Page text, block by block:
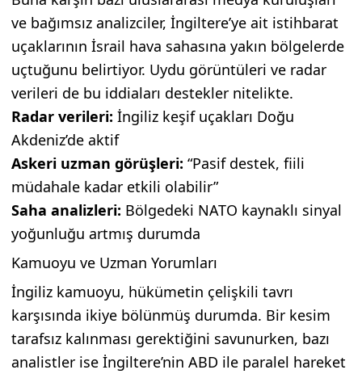
ve bağımsız analizciler, İngiltere’ye ait istihbarat
uçaklarının İsrail hava sahasına yakın bölgelerde
uçtuğunu belirtiyor. Uydu görüntüleri ve radar
verileri de bu iddiaları destekler nitelikte.
Radar verileri: İngiliz keşif uçakları Doğu
Akdeniz’de aktif
Askeri uzman görüşleri: “Pasif destek, fiili
müdahale kadar etkili olabilir”
Saha analizleri: Bölgedeki NATO kaynaklı sinyal
yoğunluğu artmış durumda
Kamuoyu ve Uzman Yorumları
İngiliz kamuoyu, hükümetin çelişkili tavrı
karşısında ikiye bölünmüş durumda. Bir kesim
tarafsız kalınması gerektiğini savunurken, bazı
analistler ise İngiltere’nin ABD ile paralel hareket